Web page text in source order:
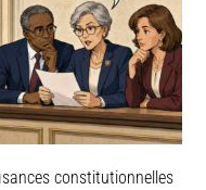
constitutionnelles